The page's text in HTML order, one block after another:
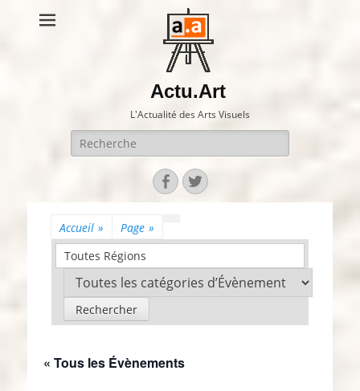
Actu.Art
L'Actualité des Arts Visuels
Recherche
pour:
Facebook
Twitter
Accueil » Page »
Toutes Régions
« Tous les Évènements